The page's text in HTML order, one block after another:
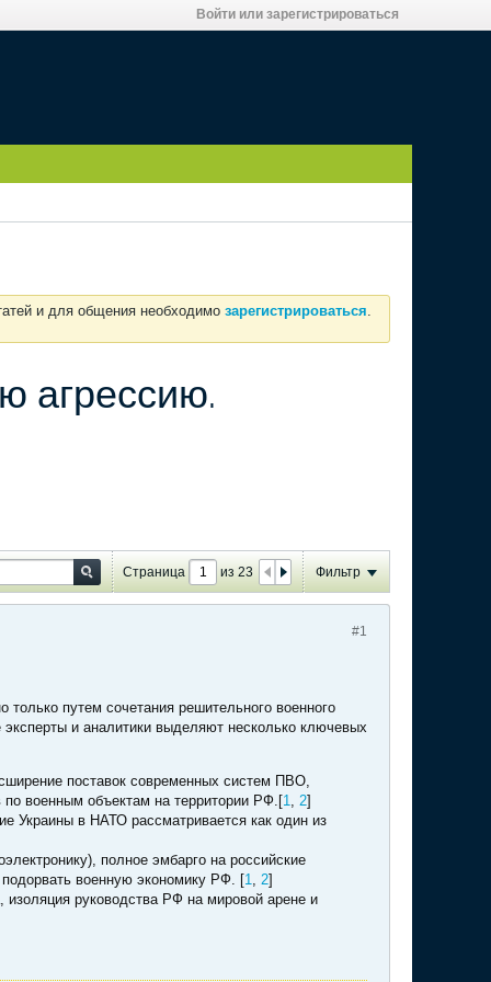
Войти или зарегистрироваться
и для общения необходимо зарегистрироваться.
агрессию.
Страница из 23 Фильтр
#1
путем сочетания решительного военного
и аналитики выделяют несколько ключевых
поставок современных систем ПВО,
по военным объектам на территории РФ.[1, 2]
Украины в НАТО рассматривается как один из
полное эмбарго на российские
военную экономику РФ. [1, 2]
руководства РФ на мировой арене и